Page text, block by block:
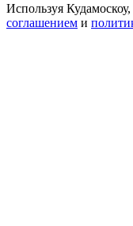
Используя
соглашением и